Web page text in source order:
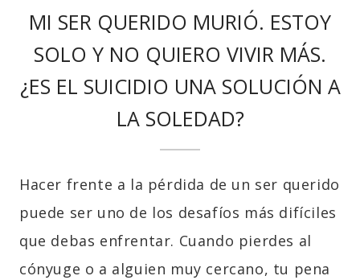
MI SER QUERIDO MURIÓ. ESTOY
SOLO Y NO QUIERO VIVIR MÁS.
¿ES EL SUICIDIO UNA SOLUCIÓN A
LA SOLEDAD?
Hacer frente a la pérdida de un ser querido
puede ser uno de los desafíos más difíciles
que debas enfrentar. Cuando pierdes al
cónyuge o a alguien muy cercano, tu pena